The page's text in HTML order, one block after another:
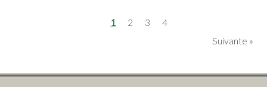
1 2 3
4
Suivante